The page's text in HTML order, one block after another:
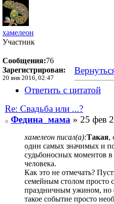
хамелеон
Участник
Сообщения:76
Зарегистрирован:
20 янв 2016, 02:47
Ответить с цитатой
Re: Свадьба или ...?
Федина_мама» 25 фев
хамелеон писал(а):Такая,
один самых значимых и
судьбоносных моментов
человека.
Как это не отмечать?
семейным столом просто с
праздничным ужином, но
такое событие просто